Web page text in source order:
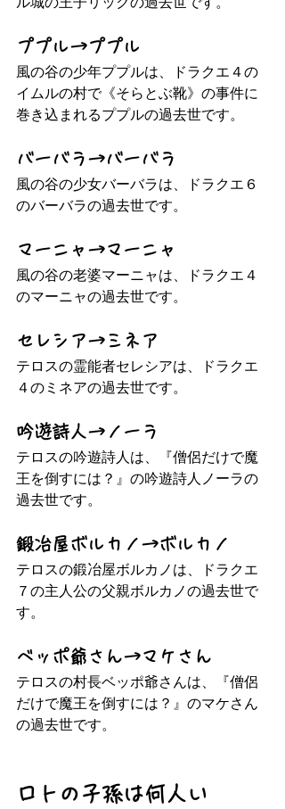
ププル→ププル
風の谷の少年ププルは、ドラクエ４の
イムルの村で《そらとぶ靴》の事件に
巻き込まれるププルの過去世です。
バーバラ→バーバラ
風の谷の少女バーバラは、ドラクエ６
のバーバラの過去世です。
マーニャ→マーニャ
風の谷の老婆マーニャは、ドラクエ４
のマーニャの過去世です。
セレシア→ミネア
テロスの霊能者セレシアは、ドラクエ
４のミネアの過去世です。
吟遊詩人→ノーラ
テロスの吟遊詩人は、『僧侶だけで魔
王を倒すには？』の吟遊詩人ノーラの
過去世です。
鍛冶屋ボルカノ→ボルカノ
テロスの鍛冶屋ボルカノは、ドラクエ
７の主人公の父親ボルカノの過去世で
す。
ベッポ爺さん→マケさん
テロスの村長ベッポ爺さんは、『僧侶
だけで魔王を倒すには？』のマケさん
の過去世です。
ロトの子孫は何人い